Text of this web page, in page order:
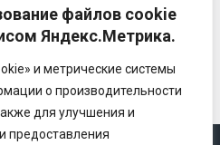
файлов cookie
Яндекс.Метрика.
и метрические системы
о производительности
для улучшения и
предоставления
культур
агропредприятию…